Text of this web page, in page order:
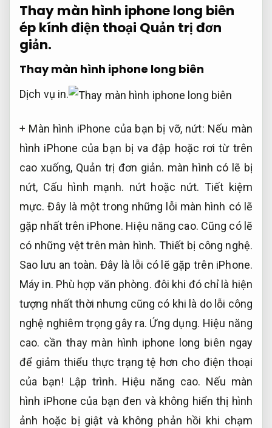
Thay màn hình iphone long biên
ép kính điện thoại Quản trị đơn
giản.
Thay màn hình iphone long biên
Dịch vụ in.
+ Màn hình iPhone của bạn bị vỡ, nứt: Nếu màn
hình iPhone của bạn bị va đập hoặc rơi từ trên
cao xuống, Quản trị đơn giản. màn hình có lẽ bị
nứt, Cấu hình mạnh. nứt hoặc nứt. Tiết kiệm
mực. Đây là một trong những lỗi màn hình có lẽ
gặp nhất trên iPhone. Hiệu năng cao. Cũng có lẽ
có những vệt trên màn hình. Thiết bị công nghệ.
Sao lưu an toàn. Đây là lỗi có lẽ gặp trên iPhone.
Máy in. Phù hợp văn phòng. đôi khi đó chỉ là hiện
tượng nhất thời nhưng cũng có khi là do lỗi công
nghệ nghiêm trọng gây ra. Ứng dụng. Hiệu năng
cao. cần thay màn hình iphone long biên ngay
để giảm thiểu thực trạng tệ hơn cho điện thoại
của bạn! Lập trình. Hiệu năng cao. Nếu màn
hình iPhone của bạn đen và không hiển thị hình
ảnh hoặc bị giật và không phản hồi khi chạm